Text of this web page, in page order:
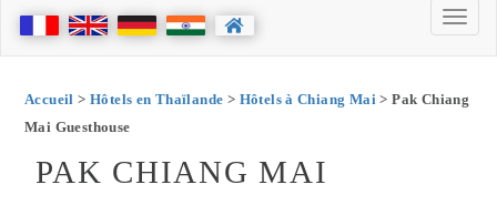
Accueil > Hôtels en Thaïlande > Hôtels à Chiang Mai > Pak Chiang
Mai Guesthouse
PAK CHIANG MAI